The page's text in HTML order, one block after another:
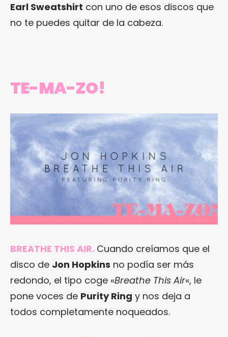
Earl Sweatshirt con uno de esos discos que
no te puedes quitar de la cabeza.
TE-MA-ZO!
BREATHE THIS AIR. Cuando creíamos que el
disco de Jon Hopkins no podía ser más
redondo, el tipo coge «Breathe This Air«, le
pone voces de Purity Ring y nos deja a
todos completamente noqueados.